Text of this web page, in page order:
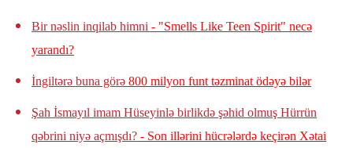
Bir nəslin inqilab himni - "Smells Like Teen Spirit" necə
yarandı?
İngiltərə buna görə 800 milyon funt təzminat ödəyə bilər
Şah İsmayıl imam Hüseyinlə birlikdə şəhid olmuş Hürrün
qəbrini niyə açmışdı? - Son illərini hücrələrdə keçirən Xətai